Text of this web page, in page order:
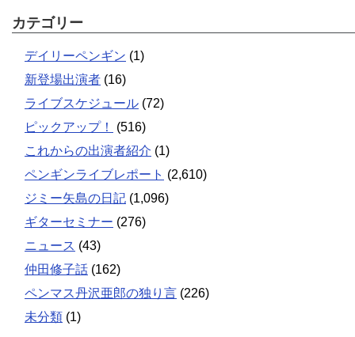
カテゴリー
デイリーペンギン (1)
新登場出演者 (16)
ライブスケジュール (72)
ピックアップ！
(516)
これからの出演者紹介 (1)
ペンギンライブレポート (2,610)
ジミー矢島の日記 (1,096)
ギターセミナー (276)
ニュース (43)
仲田修子話 (162)
ペンマス丹沢亜郎の独り言 (226)
未分類 (1)